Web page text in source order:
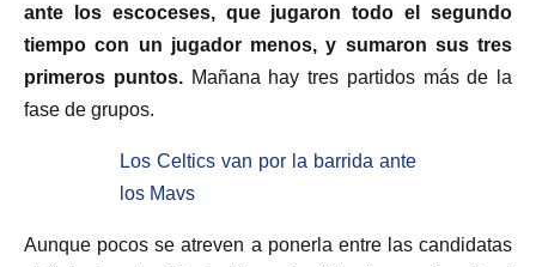
ante los escoceses, que jugaron todo el segundo
tiempo con un jugador menos, y sumaron sus tres
primeros puntos. Mañana hay tres partidos más de la
fase de grupos.
Los Celtics van por la barrida ante
los Mavs
Aunque pocos se atreven a ponerla entre las candidatas